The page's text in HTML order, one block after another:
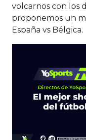
volcarnos con los
proponemos un
España vs Bélgica.